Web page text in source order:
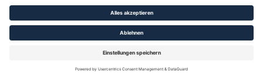
Informationen, die in visualisierter oder mündlicher
Form offen gelegt werden).